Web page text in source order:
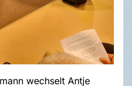
wechselt Antje